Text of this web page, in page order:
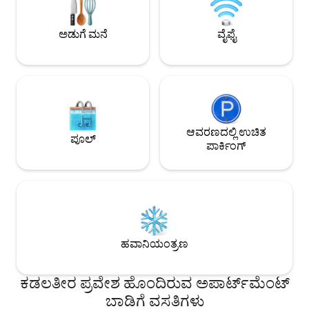
ಬ್ಲೆಂಡರ್, ಏರ್ ಫ್ರೈಯರ್
ಹೊಂದಿದೆ. ಉಚಿತ
ಅಡುಗೆ ಮನೆ ವೈಫೈ
ಪೂಲ್
ಆವರಣದಲ್ಲಿ ಉಚಿತ
ಪಾರ್ಕಿಂಗ್
ಹವಾನಿಯಂತ್ರಣ
ಕಡಲತೀರ ಪ್ರವೇಶ ಹೊಂದಿರುವ ಅಪಾರ್ಟ್‌ಮೆಂಟ್
ಬಾಡಿಗೆ ವಸತಿಗಳು